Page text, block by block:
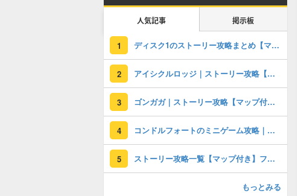
人気記事 掲示板
1 ディスク1のストーリー攻略まとめ【マップ付き】ファイナルファンタジー7
2 アイシクルロッジ｜ストーリー攻略【マップ付き】ファイナルファンタジー7
3 ゴンガガ｜ストーリー攻略【マップ付き】ファイナルファンタジー7
4 コンドルフォートのミニゲーム攻略｜ファイナルファンタジー7
5 ストーリー攻略一覧【マップ付き】ファイナルファンタジー7
もっとみる